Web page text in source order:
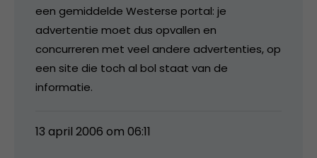
een gemiddelde Westerse portal: je
advertentie moet dus opvallen en
concurreren met veel andere advertenties, op
een site die toch al bol staat van de
informatie.
13 april 2006 om 06:11